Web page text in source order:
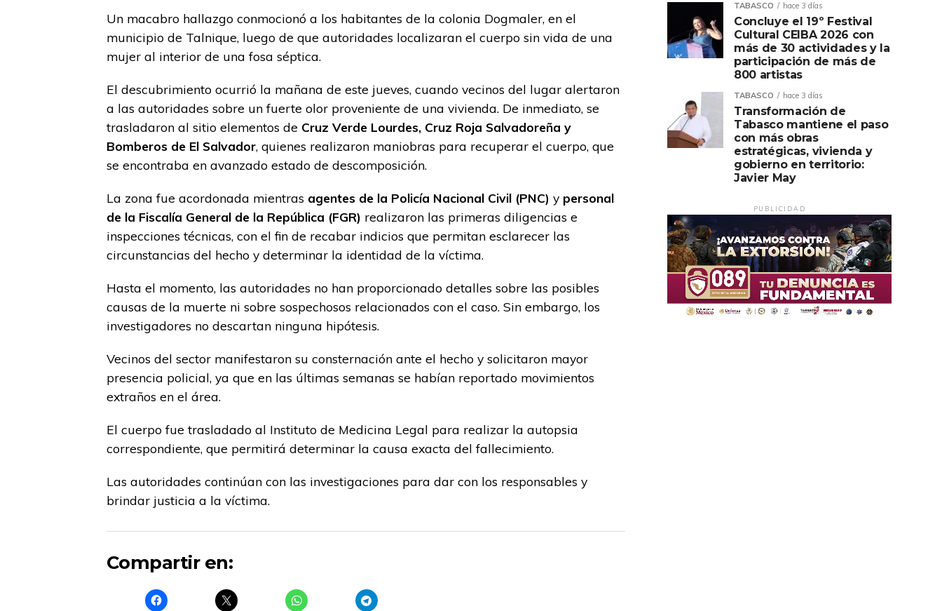
Un macabro hallazgo conmocionó a los habitantes de la colonia Dogmaler, en el
municipio de Talnique, luego de que autoridades localizaran el cuerpo sin vida de una
mujer al interior de una fosa séptica.
El descubrimiento ocurrió la mañana de este jueves, cuando vecinos del lugar alertaron
a las autoridades sobre un fuerte olor proveniente de una vivienda. De inmediato, se
trasladaron al sitio elementos de Cruz Verde Lourdes, Cruz Roja Salvadoreña y
Bomberos de El Salvador, quienes realizaron maniobras para recuperar el cuerpo, que
se encontraba en avanzado estado de descomposición.
La zona fue acordonada mientras agentes de la Policía Nacional Civil (PNC) y personal
de la Fiscalía General de la República (FGR) realizaron las primeras diligencias e
inspecciones técnicas, con el fin de recabar indicios que permitan esclarecer las
circunstancias del hecho y determinar la identidad de la víctima.
Hasta el momento, las autoridades no han proporcionado detalles sobre las posibles
causas de la muerte ni sobre sospechosos relacionados con el caso. Sin embargo, los
investigadores no descartan ninguna hipótesis.
Vecinos del sector manifestaron su consternación ante el hecho y solicitaron mayor
presencia policial, ya que en las últimas semanas se habían reportado movimientos
extraños en el área.
El cuerpo fue trasladado al Instituto de Medicina Legal para realizar la autopsia
correspondiente, que permitirá determinar la causa exacta del fallecimiento.
Las autoridades continúan con las investigaciones para dar con los responsables y
brindar justicia a la víctima.
Compartir en:
TABASCO hace 3 días
Concluye el 19º Festival
Cultural CEIBA 2026 con
más de 30 actividades y la
participación de más de
800 artistas
TABASCO hace 3 días
Transformación de
Tabasco mantiene el paso
con más obras
estratégicas, vivienda y
gobierno en territorio:
Javier May
PUBLICIDAD